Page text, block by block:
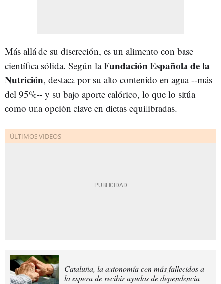
Más allá de su discreción, es un alimento con base
científica sólida. Según laFundación Española de la
Nutrición, destaca por su alto contenido en agua --más
del 95%-- y su bajo aporte calórico, lo que lo sitúa
como una opción clave en dietas equilibradas.
Cataluña, la autonomía con más fallecidos a
la espera de recibir ayudas de dependencia